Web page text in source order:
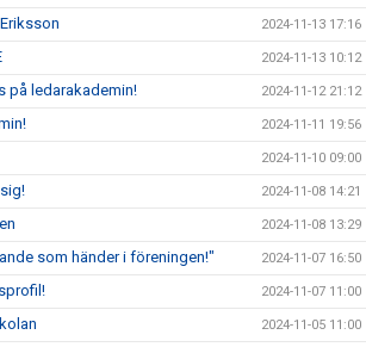
2024-11-13 17:16
2024-11-13 10:12
på ledarakademin! 2024-11-12 21:12
2024-11-11 19:56
2024-11-10 09:00
2024-11-08 14:21
2024-11-08 13:29
som händer i föreningen!" 2024-11-07 16:50
2024-11-07 11:00
2024-11-05 11:00